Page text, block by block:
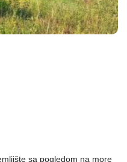
sa pogledom na more